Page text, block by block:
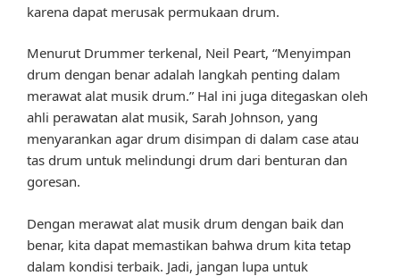
karena dapat merusak permukaan drum.
Menurut Drummer terkenal, Neil Peart, “Menyimpan
drum dengan benar adalah langkah penting dalam
merawat alat musik drum.” Hal ini juga ditegaskan oleh
ahli perawatan alat musik, Sarah Johnson, yang
menyarankan agar drum disimpan di dalam case atau
tas drum untuk melindungi drum dari benturan dan
goresan.
Dengan merawat alat musik drum dengan baik dan
benar, kita dapat memastikan bahwa drum kita tetap
dalam kondisi terbaik. Jadi, jangan lupa untuk